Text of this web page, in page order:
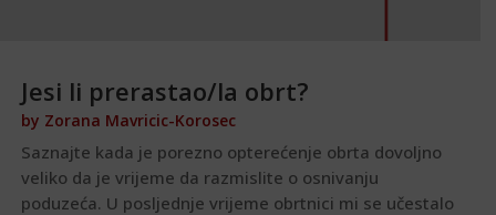
Jesi li prerastao/la obrt?
by Zorana Mavricic-Korosec
Saznajte kada je porezno opterećenje obrta dovoljno
veliko da je vrijeme da razmislite o osnivanju
poduzeća. U posljednje vrijeme obrtnici mi se učestalo